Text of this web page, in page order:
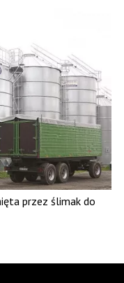
przez ślimak do